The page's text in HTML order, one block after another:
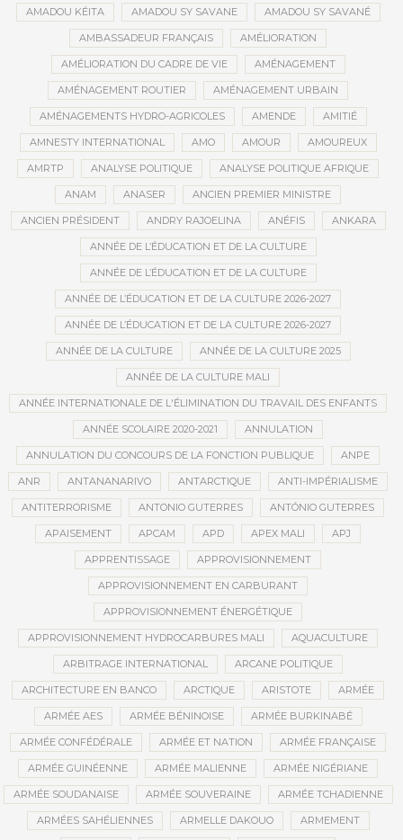
AMADOU KÉITA AMADOU SY SAVANE AMADOU SY SAVANÉ
AMBASSADEUR FRANÇAIS AMÉLIORATION
AMÉLIORATION DU CADRE DE VIE AMÉNAGEMENT
AMÉNAGEMENT ROUTIER AMÉNAGEMENT URBAIN
AMÉNAGEMENTS HYDRO-AGRICOLES AMENDE AMITIÉ
AMNESTY INTERNATIONAL AMO AMOUR AMOUREUX
AMRTP ANALYSE POLITIQUE ANALYSE POLITIQUE AFRIQUE
ANAM ANASER ANCIEN PREMIER MINISTRE
ANCIEN PRÉSIDENT ANDRY RAJOELINA ANÉFIS ANKARA
ANNÉE DE L’ÉDUCATION ET DE LA CULTURE
ANNÉE DE L’ÉDUCATION ET DE LA CULTURE
ANNÉE DE L’ÉDUCATION ET DE LA CULTURE 2026-2027
ANNÉE DE L’ÉDUCATION ET DE LA CULTURE 2026-2027
ANNÉE DE LA CULTURE ANNÉE DE LA CULTURE 2025
ANNÉE DE LA CULTURE MALI
ANNÉE INTERNATIONALE DE L'ÉLIMINATION DU TRAVAIL DES ENFANTS
ANNÉE SCOLAIRE 2020-2021 ANNULATION
ANNULATION DU CONCOURS DE LA FONCTION PUBLIQUE ANPE
ANR ANTANANARIVO ANTARCTIQUE ANTI-IMPÉRIALISME
ANTITERRORISME ANTONIO GUTERRES ANTÓNIO GUTERRES
APAISEMENT APCAM APD APEX MALI APJ
APPRENTISSAGE APPROVISIONNEMENT
APPROVISIONNEMENT EN CARBURANT
APPROVISIONNEMENT ÉNERGÉTIQUE
APPROVISIONNEMENT HYDROCARBURES MALI AQUACULTURE
ARBITRAGE INTERNATIONAL ARCANE POLITIQUE
ARCHITECTURE EN BANCO ARCTIQUE ARISTOTE ARMÉE
ARMÉE AES ARMÉE BÉNINOISE ARMÉE BURKINABÉ
ARMÉE CONFÉDÉRALE ARMÉE ET NATION ARMÉE FRANÇAISE
ARMÉE GUINÉENNE ARMÉE MALIENNE ARMÉE NIGÉRIANE
ARMÉE SOUDANAISE ARMÉE SOUVERAINE ARMÉE TCHADIENNE
ARMÉES SAHÉLIENNES ARMELLE DAKOUO ARMEMENT